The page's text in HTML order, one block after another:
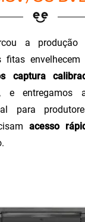
a produção
fitas
captura
e entregamos
para
acesso